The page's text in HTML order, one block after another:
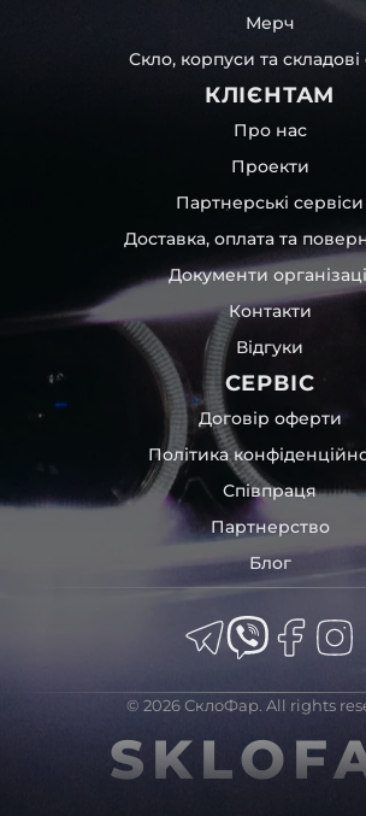
Мерч
Скло, корпуси та
КЛІЄНТАМ
Про нас
Проекти
Партнерські сервіси
Доставка, оплата та
Документи
Контакти
Відгуки
СЕРВІС
Договір оферти
Політика
Співпраця
Партнерство
Блог
© 2026 СклоФар. All rights